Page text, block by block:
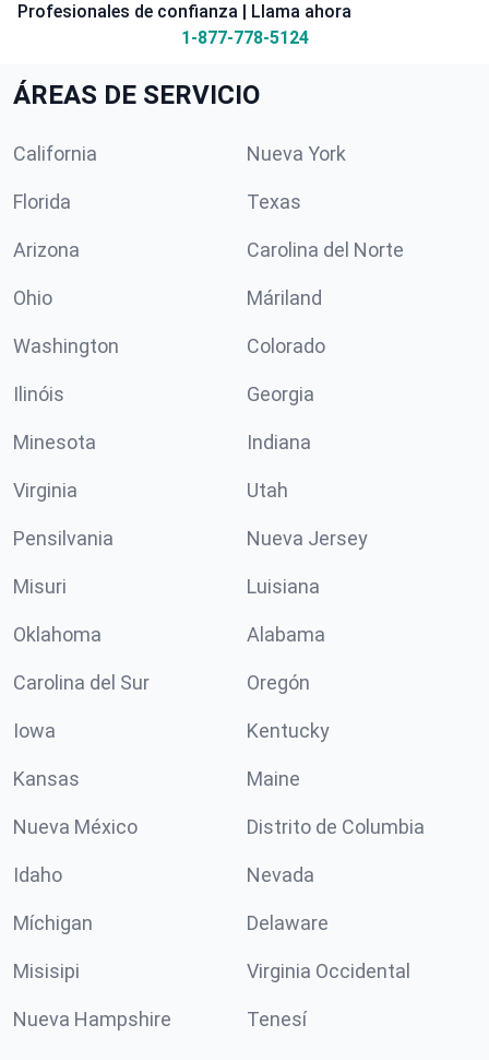
Profesionales de confianza | Llama ahora
1-877-778-5124
ÁREAS DE SERVICIO
California Nueva York
Florida Texas
Arizona Carolina del Norte
Ohio Máriland
Washington Colorado
Ilinóis Georgia
Minesota Indiana
Virginia Utah
Pensilvania Nueva Jersey
Misuri Luisiana
Oklahoma Alabama
Carolina del Sur Oregón
Iowa Kentucky
Kansas Maine
Nueva México Distrito de Columbia
Idaho Nevada
Míchigan Delaware
Misisipi Virginia Occidental
Nueva Hampshire Tenesí